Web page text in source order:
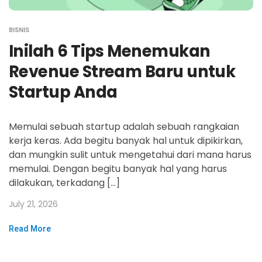
BISNIS
Inilah 6 Tips Menemukan
Revenue Stream Baru untuk
Startup Anda
Memulai sebuah startup adalah sebuah rangkaian
kerja keras. Ada begitu banyak hal untuk dipikirkan,
dan mungkin sulit untuk mengetahui dari mana harus
memulai. Dengan begitu banyak hal yang harus
dilakukan, terkadang […]
July 21, 2026
Read More